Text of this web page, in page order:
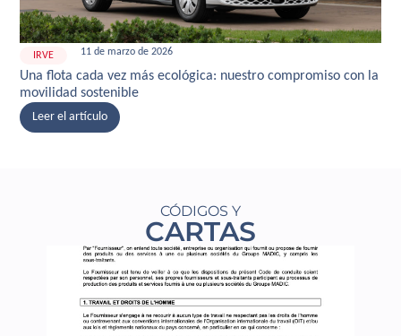
IRVE 11 de marzo de 2026
Una flota cada vez más ecológica: nuestro compromiso con la
movilidad sostenible
Leer el artículo
CÓDIGOS Y
CARTAS